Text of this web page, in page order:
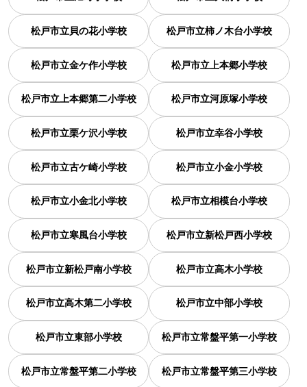
松戸市立貝の花小学校 松戸市立柿ノ木台小学校
松戸市立金ケ作小学校 松戸市立上本郷小学校
松戸市立上本郷第二小学校 松戸市立河原塚小学校
松戸市立栗ケ沢小学校 松戸市立幸谷小学校
松戸市立古ケ崎小学校 松戸市立小金小学校
松戸市立小金北小学校 松戸市立相模台小学校
松戸市立寒風台小学校 松戸市立新松戸西小学校
松戸市立新松戸南小学校 松戸市立高木小学校
松戸市立高木第二小学校 松戸市立中部小学校
松戸市立東部小学校 松戸市立常盤平第一小学校
松戸市立常盤平第二小学校 松戸市立常盤平第三小学校